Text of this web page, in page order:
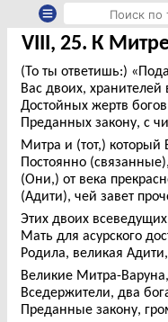
VIII, 25. К
(То ты ответишь:)
Вас двоих, хранителей
Достойных жертв
Преданных закону, с
Митра и (тот,) который
Постоянно
(Они,) от века
(Адити), чей завет
Этих двоих
Мать для асурского
Родила, великая
Великие Митра-Варуна,
Вседержители, два
Преданные закону,